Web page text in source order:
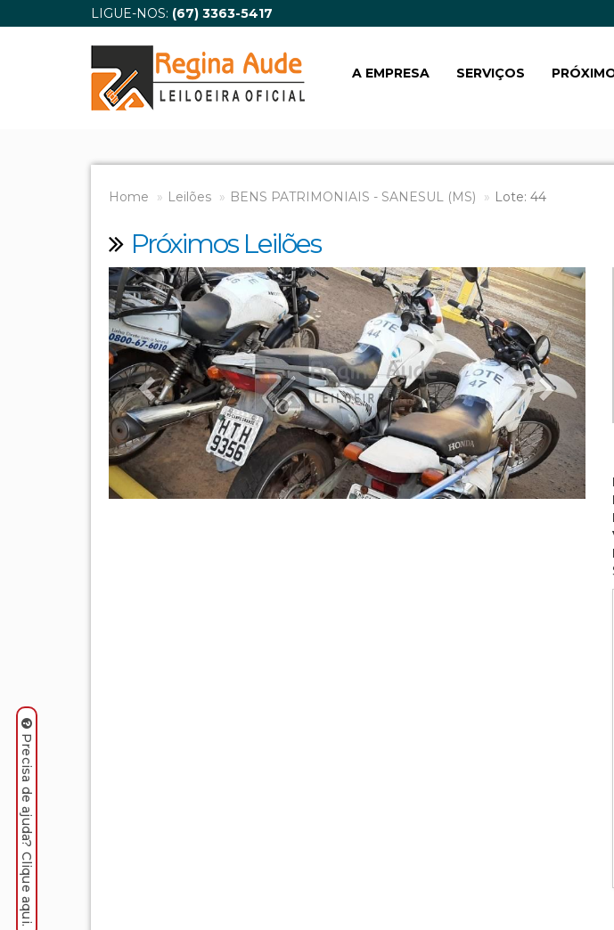
LIGUE-NOS: (67) 3363-5417
A EMPRESA SERVIÇOS
Home Leilões BENS PATRIMONIAIS - SANESUL (MS) Lote: 44
Próximos Leilões
Previous Next
Precisa de ajuda? Clique aqui.